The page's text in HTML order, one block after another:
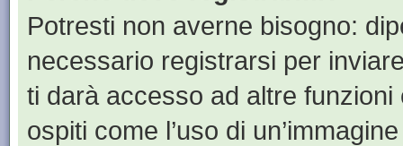
Potresti non averne bisogno:
necessario registrarsi per
ti darà accesso ad altre
ospiti come l’uso di